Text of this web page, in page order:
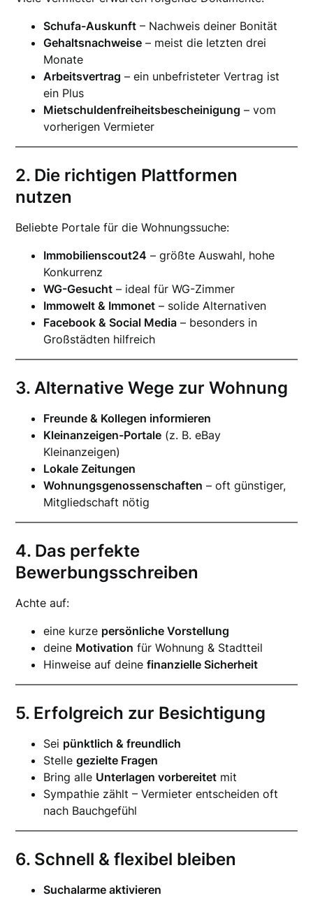
Schufa-Auskunft – Nachweis deiner Bonität
Gehaltsnachweise – meist die letzten drei
Monate
Arbeitsvertrag – ein unbefristeter Vertrag ist
ein Plus
Mietschuldenfreiheitsbescheinigung – vom
vorherigen Vermieter
2. Die richtigen Plattformen
nutzen
Beliebte Portale für die Wohnungssuche:
Immobilienscout24 – größte Auswahl, hohe
Konkurrenz
WG-Gesucht – ideal für WG-Zimmer
Immowelt & Immonet – solide Alternativen
Facebook & Social Media – besonders in
Großstädten hilfreich
3. Alternative Wege zur Wohnung
Freunde & Kollegen informieren
Kleinanzeigen-Portale (z. B. eBay
Kleinanzeigen)
Lokale Zeitungen
Wohnungsgenossenschaften – oft günstiger,
Mitgliedschaft nötig
4. Das perfekte
Bewerbungsschreiben
Achte auf:
eine kurze persönliche Vorstellung
deine Motivation für Wohnung & Stadtteil
Hinweise auf deinefinanzielle Sicherheit
5. Erfolgreich zur Besichtigung
Sei pünktlich & freundlich
Stellegezielte Fragen
Bring alle Unterlagen vorbereitet mit
Sympathie zählt – Vermieter entscheiden oft
nach Bauchgefühl
6. Schnell & flexibel bleiben
Suchalarme aktivieren